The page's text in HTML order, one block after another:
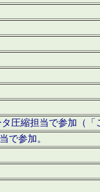
圧縮担当で参加（「
で参加。